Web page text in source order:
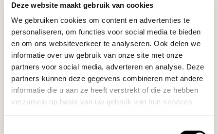
Deze website maakt gebruik van cookies
We gebruiken cookies om content en advertenties te
personaliseren, om functies voor social media te bieden
en om ons websiteverkeer te analyseren. Ook delen we
informatie over uw gebruik van onze site met onze
partners voor social media, adverteren en analyse. Deze
partners kunnen deze gegevens combineren met andere
informatie die u aan ze heeft verstrekt of die ze hebben
verzameld op basis van uw gebruik van hun services.
HULP NODIG BIJ JE KEUZE?
Onze koffie-expert helpt je graag verder!
RECENT BEKEKEN